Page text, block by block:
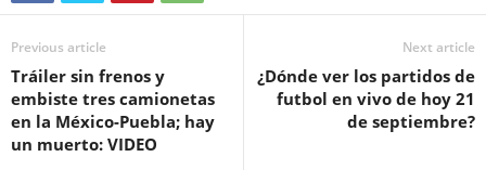
Previous article
Tráiler sin frenos y
embiste tres camionetas
en la México-Puebla; hay
un muerto: VIDEO
Next article
¿Dónde ver los partidos de
futbol en vivo de hoy 21
de septiembre?